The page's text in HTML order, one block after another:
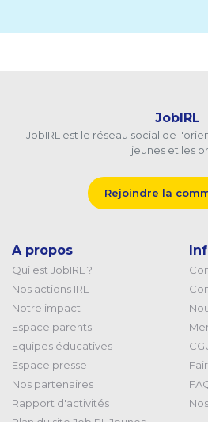
JobIRL
JobIRL est le réseau social de
jeunes et les
Rejoindre la
A propos
Qui est JobIRL ?
Nos actions IRL
Notre impact
Espace parents
Equipes éducatives
Espace presse
Nos partenaires
Rapport d'activités